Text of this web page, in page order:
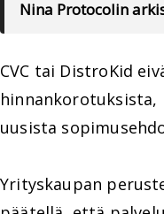
Nina Protocolin
CVC tai DistroKid
uusista
Yrityskaupan